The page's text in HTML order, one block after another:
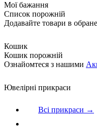
Мої бажання
Список порожній
Додавайте товари в
Кошик
Кошик порожній
Ознайомтеся з нашими
Ювелірні прикраси
Всі прикраси →